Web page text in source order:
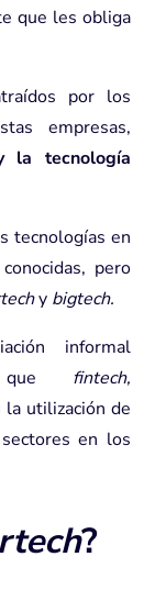
que les obliga
por los
empresas,
la tecnología
tecnologías en
pero
y bigtech.
informal
fintech,
utilización de
en los
?